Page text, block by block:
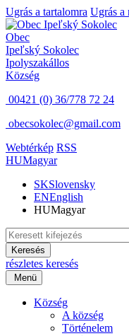
Ugrás a tartalomra Ugrás a
Obec
Ipeľský Sokolec
Ipolyszakállos
Község
00421 (0) 36/778 72 24
obecsokolec@gmail.com
Webtérkép RSS
HUMagyar
SKSlovensky
ENEnglish
HUMagyar
Keresés
részletes keresés
Menü
Község
A község
Történelem